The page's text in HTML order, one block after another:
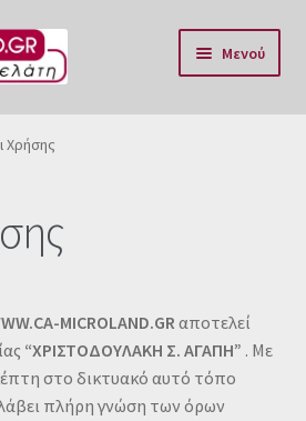
Μενού
Χρήσης
.CA-MICROLAND.GR αποτελεί
“ΧΡΙΣΤΟΔΟΥΛΑΚΗ Σ. ΑΓΑΠΗ” . Με
στο δικτυακό αυτό τόπο
λάβει πλήρη γνώση των όρων